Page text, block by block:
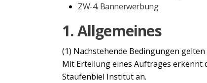
ZW-4. Bannerwerbung
1. Allgemeines
(1) Nachstehende Bedingungen
Mit Erteilung eines Auftrages erkennt
Staufenbiel Institut an.